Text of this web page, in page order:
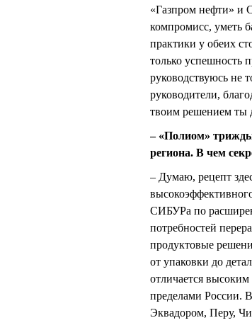
«Газпром нефти» и
компромисс, уметь
практики у обеих
только успешность
руководствуюсь не
руководители,
твоим решением ты
– «Полиом»
региона. В чем
– Думаю, рецепт
СИБУРа по
потребностей
продуктовые
от упаковки до
отличается
пределами России.
Эквадором, Перу,